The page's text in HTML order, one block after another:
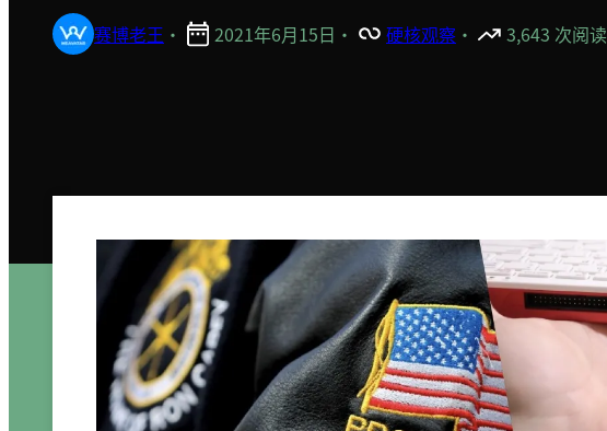
赛博老王 · 2021年6月15日 · 硬核观察 · 3,643 次阅读